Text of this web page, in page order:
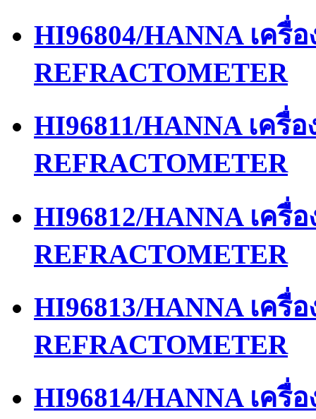
HI96804/HANNA เค
REFRACTOMETER
HI96811/HANNA เค
REFRACTOMETER
HI96812/HANNA เค
REFRACTOMETER
HI96813/HANNA เค
REFRACTOMETER
HI96814/HANNA เค